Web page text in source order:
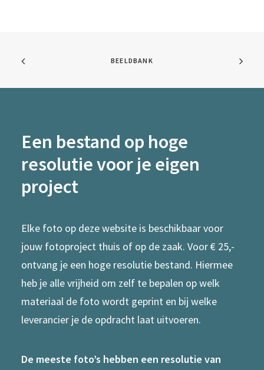
BEELDBANK
Een bestand op hoge
resolutie voor je eigen
project
Elke foto op deze website is beschikbaar voor
jouw fotoproject thuis of op de zaak. Voor € 25,-
ontvang je een hoge resolutie bestand. Hiermee
heb je alle vrijheid om zelf te bepalen op welk
materiaal de foto wordt geprint en bij welke
leverancier je de opdracht laat uitvoeren.
De meeste foto’s hebben een resolutie van